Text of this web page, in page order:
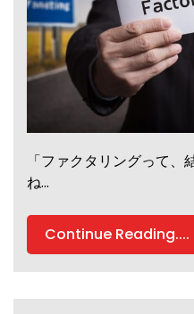
「ファクタリングって
ね…
Continue Reading....